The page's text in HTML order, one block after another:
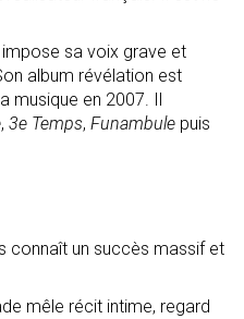
impose sa voix grave et
album révélation est
en 2007. Il
, 3e Temps, Funambule puis
connaît un succès massif et
mêle récit intime, regard